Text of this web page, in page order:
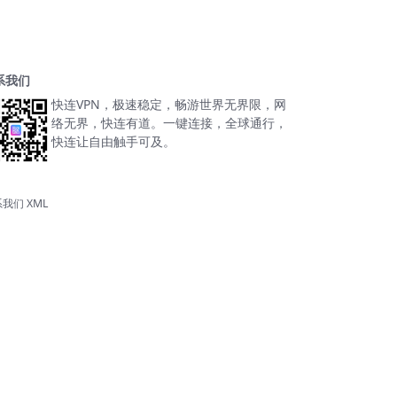
我们
快连VPN，极速稳定，畅游世界无界限，网
络无界，快连有道。一键连接，全球通行，
快连让自由触手可及。
们 XML